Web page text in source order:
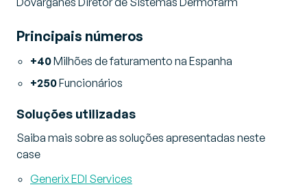
Principais números
+40Milhões de faturamento na Espanha
+250Funcionários
Soluções utilizadas
Saiba mais sobre as soluções apresentadas neste
case
Generix EDI Services